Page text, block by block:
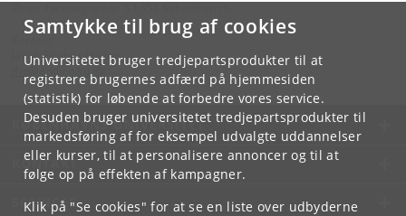
Samtykke til brug af cookies
Universitetet bruger tredjepartsprodukter til at
registrere brugernes adfærd på hjemmesiden
(statistik) for løbende at forbedre vores service.
Desuden bruger universitetet tredjepartsprodukter til
markedsføring af for eksempel udvalgte uddannelser
eller kurser, til at personalisere annoncer og til at
følge op på effekten af kampagner.
Klik på "Se cookies" for at se en liste over udbyderne
Jacob Fischer Møller
KØBENHAVNS UNIVERSITET
KONTAKT
SERVICES